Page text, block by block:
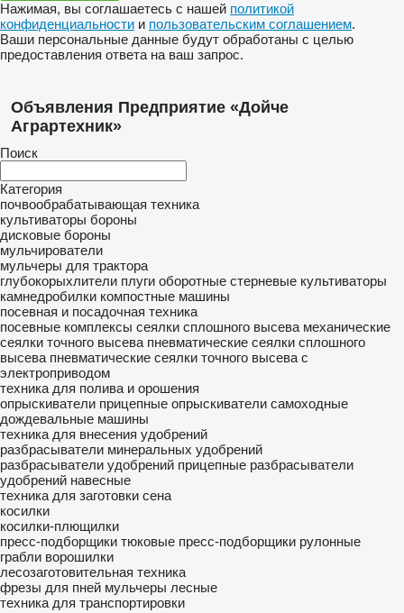
Нажимая, вы соглашаетесь с нашей политикой
конфиденциальности и пользовательским соглашением.
Ваши персональные данные будут обработаны с целью
предоставления ответа на ваш запрос.
Объявления Предприятие «Дойче
Аграртехник»
Поиск
Категория
почвообрабатывающая техника
культиваторы бороны
дисковые бороны
мульчирователи
мульчеры для трактора
глубокорыхлители плуги оборотные стерневые культиваторы
камнедробилки компостные машины
посевная и посадочная техника
посевные комплексы сеялки сплошного высева механические
сеялки точного высева пневматические сеялки сплошного
высева пневматические сеялки точного высева с
электроприводом
техника для полива и орошения
опрыскиватели прицепные опрыскиватели самоходные
дождевальные машины
техника для внесения удобрений
разбрасыватели минеральных удобрений
разбрасыватели удобрений прицепные разбрасыватели
удобрений навесные
техника для заготовки сена
косилки
косилки-плющилки
пресс-подборщики тюковые пресс-подборщики рулонные
грабли ворошилки
лесозаготовительная техника
фрезы для пней мульчеры лесные
техника для транспортировки